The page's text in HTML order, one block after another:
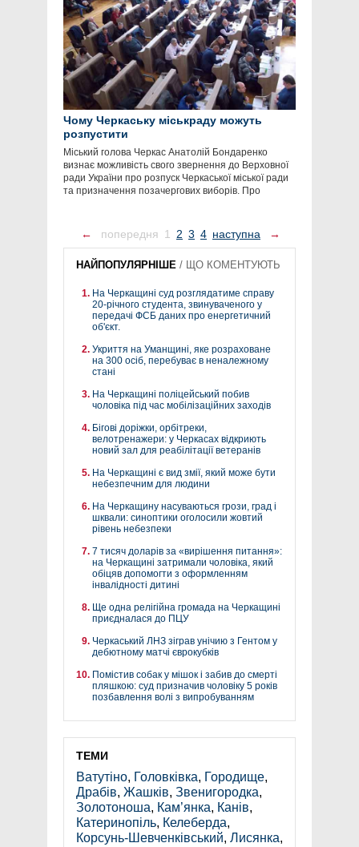
Чому Черкаську міськраду можуть
розпустити
Міський голова Черкас Анатолій Бондаренко
визнає можливість свого звернення до Верховної
ради України про розпуск Черкаської міської ради
та призначення позачергових виборів. Про
← попередня 1 2 3 4 наступна →
НАЙПОПУЛЯРНІШЕ / ЩО КОМЕНТУЮТЬ
На Черкащині суд розглядатиме справу
20-річного студента, звинуваченого у
передачі ФСБ даних про енергетичний
об'єкт.
Укриття на Уманщині, яке розраховане
на 300 осіб, перебуває в неналежному
стані
На Черкащині поліцейський побив
чоловіка під час мобілізаційних заходів
Бігові доріжки, орбітреки,
велотренажери: у Черкасах відкриють
новий зал для реабілітації ветеранів
На Черкащині є вид змії, який може бути
небезпечним для людини
На Черкащину насуваються грози, град і
шквали: синоптики оголосили жовтий
рівень небезпеки
7 тисяч доларів за «вирішення питання»:
на Черкащині затримали чоловіка, який
обіцяв допомогти з оформленням
інвалідності дитині
Ще одна релігійна громада на Черкащині
приєдналася до ПЦУ
Черкаський ЛНЗ зіграв унічию з Гентом у
дебютному матчі єврокубків
Помістив собак у мішок і забив до смерті
пляшкою: суд призначив чоловіку 5 років
позбавлення волі з випробуванням
ТЕМИ
Ватутіно, Головківка, Городище,
Драбів, Жашків, Звенигородка,
Золотоноша, Кам’янка, Канів,
Катеринопіль, Келеберда,
Корсунь-Шевченківський, Лисянка,